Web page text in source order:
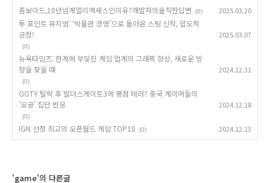
좀보이드,10년넘게얼리액세스인이유?개발자의솔직한답변
(0) 2025.03.20
투 포인트 뮤지엄: ‘박물관 경영’으로 돌아온 스팀 신작, 압도적
긍정!
(0)
2025.03.07
뉴욕타임즈: 한계에 부딪힌 게임 업계의 그래픽 향상, 새로운 방
향을 찾을 때
(0)
2024.12.31
GOTY 탈락 후 발더스게이트3에 평점 테러? 중국 게이머들의
'오공' 집단 반응
(0)
2024.12.18
IGN 선정 최고의 오픈월드 게임 TOP10 (0) 2024.12.13
'game'의 다른글